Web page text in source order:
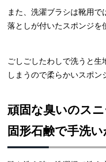
また、洗濯ブラシは靴用
落としが付いたスポンジを
ごしごしたわしで洗うと生
しまうので柔らかいスポン
頑固な臭いのス
固形石鹸で手洗い